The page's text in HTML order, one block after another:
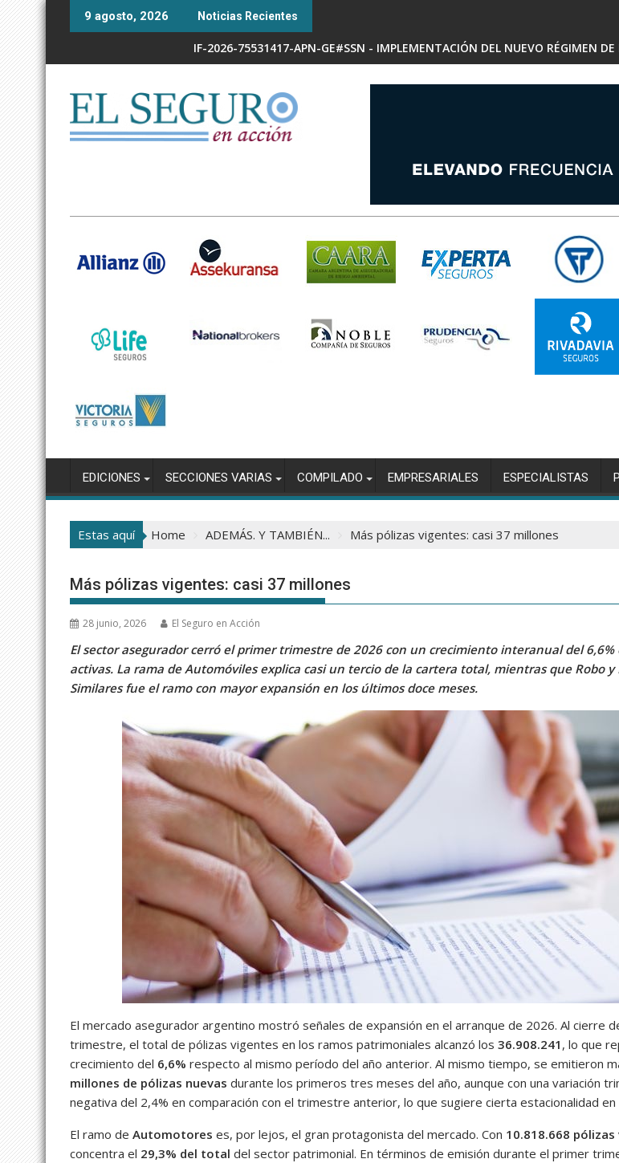
Skip
9 agosto, 2026 Noticias Recientes
IF-2026-75531417-APN-GE#SSN - IMPLEMENTACIÓN DEL NUEVO RÉGIMEN
EDICIONES SECCIONES VARIAS COMPILADO EMPRESARIALES ESPECIALISTAS
Estas aquí Home ADEMÁS. Y TAMBIÉN... Más pólizas vigentes: casi 37 millones
Más pólizas vigentes: casi 37 millones
28 junio, 2026 El Seguro en Acción
El sector asegurador cerró el primer trimestre de 2026 con un crecimiento interanual del 6,6%
activas. La rama de Automóviles explica casi un tercio de la cartera total, mientras que Robo y
Similares fue el ramo con mayor expansión en los últimos doce meses.
El mercado asegurador argentino mostró señales de expansión en el arranque de 2026. Al cierre
trimestre, el total de pólizas vigentes en los ramos patrimoniales alcanzó los 36.908.241 , lo que
crecimiento del 6,6% respecto al mismo período del año anterior. Al mismo tiempo, se emitieron
millones de pólizas nuevas durante los primeros tres meses del año, aunque con una variación
negativa del 2,4% en comparación con el trimestre anterior, lo que sugiere cierta estacionalidad en
El ramo de Automotores es, por lejos, el gran protagonista del mercado. Con 10.818.668
concentra el 29,3% del total del sector patrimonial. En términos de emisión durante el primer